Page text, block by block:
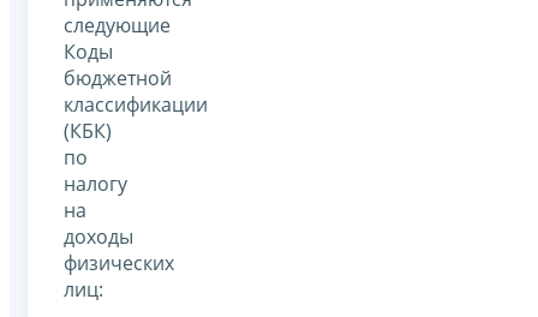
следующие
Коды
бюджетной
классификации
(КБК)
по
налогу
на
доходы
физических
лиц: